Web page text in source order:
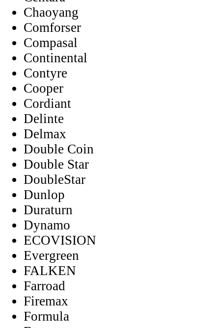
Chaoyang
Comforser
Compasal
Continental
Contyre
Cooper
Cordiant
Delinte
Delmax
Double Coin
Double Star
DoubleStar
Dunlop
Duraturn
Dynamo
ECOVISION
Evergreen
FALKEN
Farroad
Firemax
Formula